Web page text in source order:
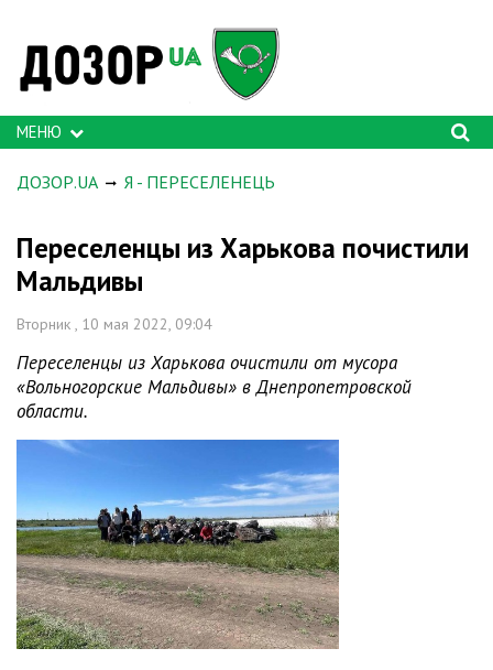
МЕНЮ
ДОЗОР.UA Я - ПЕРЕСЕЛЕНЕЦЬ
Переселенцы из Харькова почистили
Мальдивы
Вторник , 10 мая 2022, 09:04
Переселенцы из Харькова очистили от мусора
«Вольногорские Мальдивы» в Днепропетровской
области.